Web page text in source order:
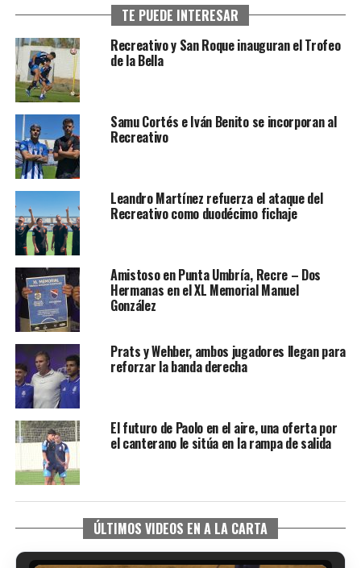
TE PUEDE INTERESAR
Recreativo y San Roque inauguran el Trofeo
de la Bella
Samu Cortés e Iván Benito se incorporan al
Recreativo
Leandro Martínez refuerza el ataque del
Recreativo como duodécimo fichaje
Amistoso en Punta Umbría, Recre – Dos
Hermanas en el XL Memorial Manuel
González
Prats y Wehber, ambos jugadores llegan para
reforzar la banda derecha
El futuro de Paolo en el aire, una oferta por
el canterano le sitúa en la rampa de salida
ÚLTIMOS VIDEOS EN A LA CARTA